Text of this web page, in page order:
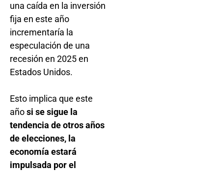
una caída en la inversión
fija en este año
incrementaría la
especulación de una
recesión en 2025 en
Estados Unidos.
Esto implica que este
añosi se sigue la
tendencia de otros años
de elecciones, la
economía estará
impulsada por el